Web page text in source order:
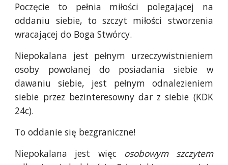
Poczęcie to pełnia miłości polegającej na
oddaniu siebie, to szczyt miłości stworzenia
wracającej do Boga Stwórcy.
Niepokalana jest pełnym urzeczywistnieniem
osoby powołanej do posiadania siebie w
dawaniu siebie, jest pełnym odnalezieniem
siebie przez bezinteresowny dar z siebie (KDK
24c).
To oddanie się bezgraniczne!
Niepokalana jest więc
osobowym szczytem